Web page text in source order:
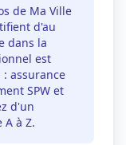
de Ma Ville
d'au
dans la
est
assurance
SPW et
d'un
à Z.